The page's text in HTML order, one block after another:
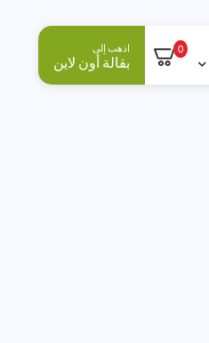
0 اذهب إلى
بقالة أون لاين